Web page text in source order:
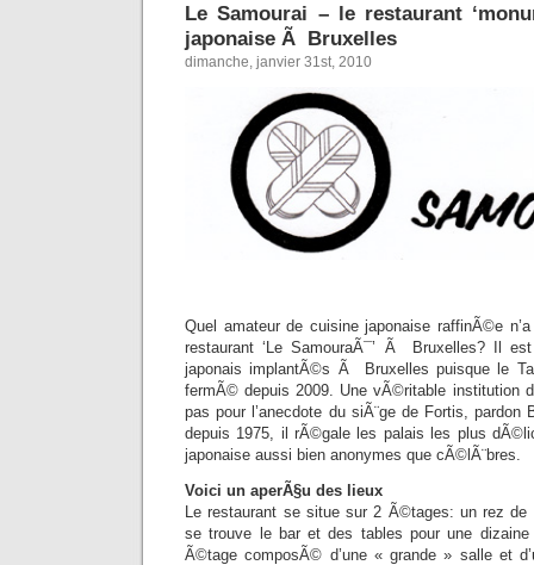
Le Samourai – le restaurant
japonaise Ã Bruxelles
dimanche, janvier 31st, 2010
Quel amateur de cuisine japonaise raffinÃ©e
restaurant ‘Le SamouraÃ¯’ Ã Bruxelles? Il
japonais implantÃ©s Ã Bruxelles puisque le
fermÃ© depuis 2009. Une vÃ©ritable institution
pas pour l’anecdote du siÃ¨ge de Fortis, pardon
depuis 1975, il rÃ©gale les palais les plus
japonaise aussi bien anonymes que cÃ©lÃ¨bres.
Voici un aperÃ§u des lieux
Le restaurant se situe sur 2 Ã©tages: un rez de
se trouve le bar et des tables pour une
Ã©tage composÃ© d’une « grande » salle et